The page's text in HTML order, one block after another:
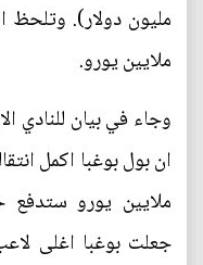
مليون دولار). وتلحظ
ملايين يورو.
وجاء في بيان للنادي
ملايين يورو ستدفع
جعلت بوغبا اغلى